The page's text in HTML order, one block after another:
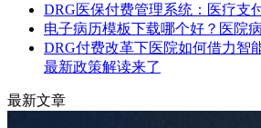
DRG医保付费管理系统：医疗支
电子病历模板下载哪个好？医院
DRG付费改革下医院如何借力智
最新政策解读来了
最新文章